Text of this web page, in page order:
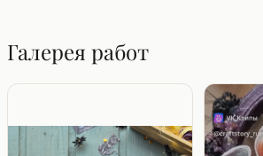
Галерея работ